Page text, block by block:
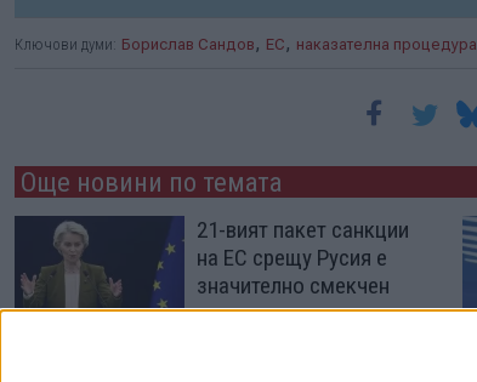
Ключови думи: Борислав Сандов , ЕС , наказателна процедура
Още новини по темата
21-вият пакет санкции
на ЕС срещу Русия е
значително смекчен
12 Юли 2026